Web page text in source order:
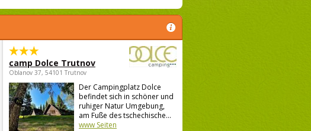
camp Dolce Trutnov
Oblanov 37, 54101 Trutnov
Der Campingplatz Dolce
befindet sich in schöner und
ruhiger Natur Umgebung,
am Fuße des tschechische...
www Seiten